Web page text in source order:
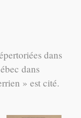
dans
dans
» est cité.